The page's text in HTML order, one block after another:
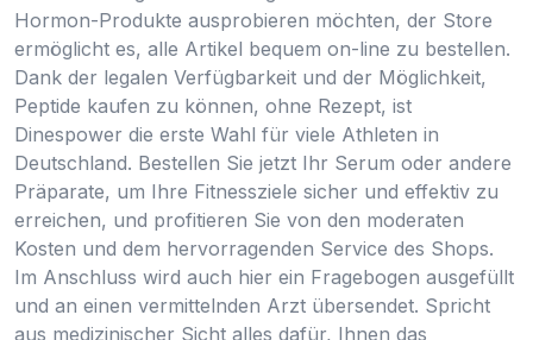
Hormon-Produkte ausprobieren möchten, der Store
ermöglicht es, alle Artikel bequem on-line zu bestellen.
Dank der legalen Verfügbarkeit und der Möglichkeit,
Peptide kaufen zu können, ohne Rezept, ist
Dinespower die erste Wahl für viele Athleten in
Deutschland. Bestellen Sie jetzt Ihr Serum oder andere
Präparate, um Ihre Fitnessziele sicher und effektiv zu
erreichen, und profitieren Sie von den moderaten
Kosten und dem hervorragenden Service des Shops.
Im Anschluss wird auch hier ein Fragebogen ausgefüllt
und an einen vermittelnden Arzt übersendet. Spricht
aus medizinischer Sicht alles dafür, Ihnen das